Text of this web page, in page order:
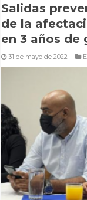
Salidas
de la
en 3 años de
31 de mayo de 2022